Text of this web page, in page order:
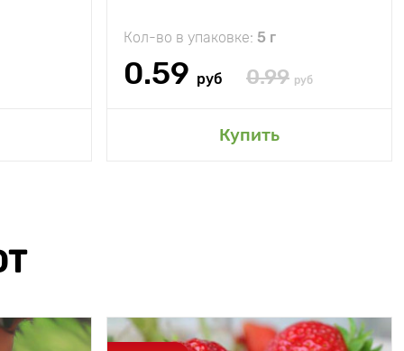
Кол-во в упаковке: 5 г
0.59 руб 0.99 руб
Купить